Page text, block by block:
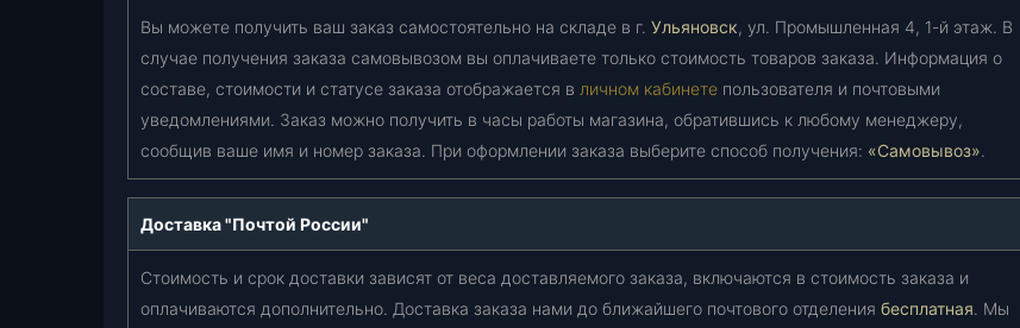
Вы можете получить ваш заказ самостоятельно на складе в г. Ульяновск, ул. Промышленная 4, 1-й этаж. В
случае получения заказа самовывозом вы оплачиваете только стоимость товаров заказа. Информация о
составе, стоимости и статусе заказа отображается в личном кабинете пользователя и почтовыми
уведомлениями. Заказ можно получить в часы работы магазина, обратившись к любому менеджеру,
сообщив ваше имя и номер заказа. При оформлении заказа выберите способ получения: «Самовывоз».
Доставка "Почтой России"
Стоимость и срок доставки зависят от веса доставляемого заказа, включаются в стоимость заказа и
оплачиваются дополнительно. Доставка заказа нами до ближайшего почтового отделения бесплатная. Мы